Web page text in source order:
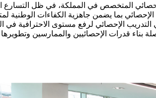
المتخصص في المملكة، في ظل التسارع
بما يضمن جاهزية الكفاءات الوطنية
الإحصائي لرفع مستوى الاحترافية في
بناء قدرات الإحصائيين والممارسين وتطويرها